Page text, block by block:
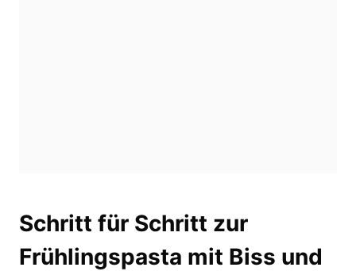
Schritt für Schritt zur
Frühlingspasta mit Biss und